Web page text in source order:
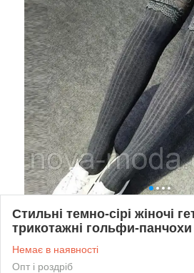
Стильні темно-сірі жіночі
трикотажні гольфи-
Немає в наявності
Опт і роздріб